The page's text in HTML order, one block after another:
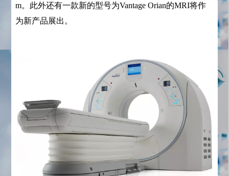
m。此外还有一款新的型号为Vantage Orian的MRI将作
为新产品展出。